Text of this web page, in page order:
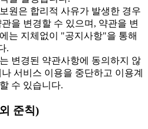
원은 합리적 사유가 발생한 경우
을 변경할 수 있으며, 약관을 변
는 지체없이 "공지사항"을 통해
.
변경된 약관사항에 동의하지 않
서비스 이용을 중단하고 이용계
수 있습니다.
준칙)